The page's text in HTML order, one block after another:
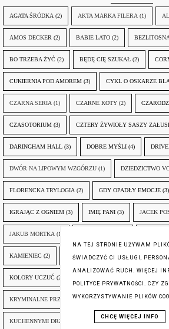
AGATA ŚRÓDKA (2) AKTA MARKA FILERA (1)
AMOS DECKER (2) BABIE LATO (2)
BO TRZEBA ŻYĆ (2) BĘDĘ CIĘ SZUKAŁ (2)
CUKIERNIA POD AMOREM (3) CYKL O OSKARZE
CZARNA SERIA (1) CZARNE KOTY (2)
CZASOTORIUM (3) CZTERY ŻYWIOŁY SASZY
DARINGHAM HALL (3) DOBRE MYŚLI (4)
DWÓR NA LIPOWYM WZGÓRZU (1) DZIEDZICTWO
FLORENCKA TRYLOGIA (2) GDY OPADŁY EMOCJE (3)
IGRAJĄC Z OGNIEM (3) IMIĘ PANI (3) JACEK
JAKUB MORTKA (1)
KAMIENIEC (2) KIEDY... (2) KOCIEWSKA
KOLORY UCZUĆ (2)
KRYMINALNE PRZYPADKI DAISY D. (1) KUBA
KUCHENNYMI DRZWIAMI LABORATORIUM
NA TEJ STRONIE UŻYWAM
ŚWIADCZYĆ CI USŁUGI,
ANALIZOWAĆ RUCH. WIĘCEJ
POLITYCE PRYWATNOŚCI. CZY
WYKORZYSTYWANIE PLIKÓW
CHCĘ WIĘCEJ INFO